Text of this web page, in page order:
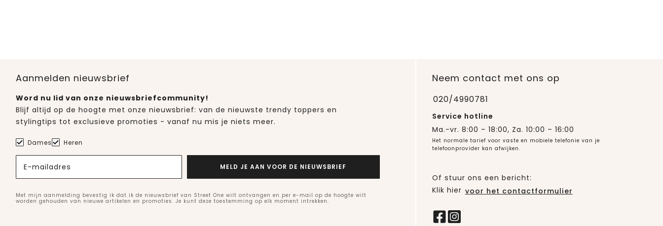
Aanmelden nieuwsbrief
Word nu lid van onze nieuwsbriefcommunity!
Blijf altijd op de hoogte met onze nieuwsbrief: van de nieuwste trendy toppers en
stylingtips tot exclusieve promoties - vanaf nu mis je niets meer.
Dames Heren
E-mailadres MELD JE AAN VOOR DE NIEUWSBRIEF
Met mijn aanmelding bevestig ik dat ik de nieuwsbrief van Street One wilt ontvangen en per e-mail op de hoogte wilt
worden gehouden van nieuwe artikelen en promoties. Je kunt deze toestemming op elk moment intrekken.
Neem contact met ons op
020/4990781
Service hotline
Ma.-vr. 8:00 – 18:00, Za. 10:00 – 16:00
Het normale tarief voor vaste en mobiele telefonie van je
telefoonprovider kan afwijken.
Of stuur ons een bericht:
Klik hier voor het contactformulier